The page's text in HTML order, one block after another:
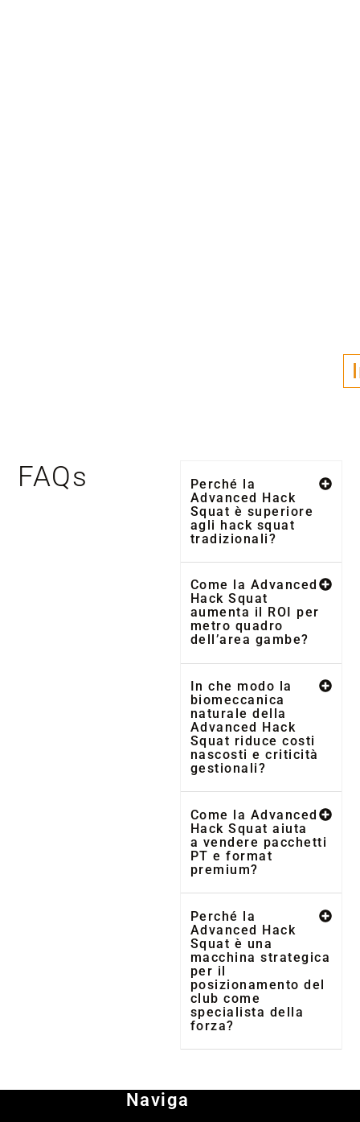
FAQs
Perché la
Advanced Hack
Squat è superiore
agli hack squat
tradizionali?
Come la Advanced
Hack Squat
aumenta il ROI per
metro quadro
dell’area gambe?
In che modo la
biomeccanica
naturale della
Advanced Hack
Squat riduce costi
nascosti e criticità
gestionali?
Come la Advanced
Hack Squat aiuta
a vendere pacchetti
PT e format
premium?
Perché la
Advanced Hack
Squat è una
macchina strategica
per il
posizionamento del
club come
specialista della
forza?
Naviga